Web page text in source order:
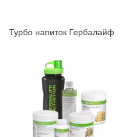
Турбо напиток Гербалайф